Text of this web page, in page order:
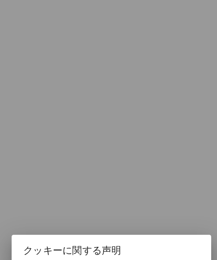
クッキーに関する声明